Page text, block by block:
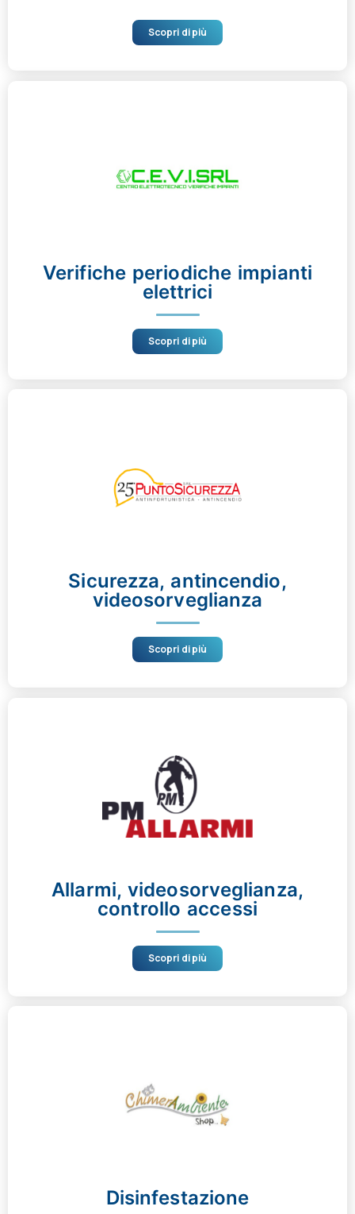
Scopri di più
Verifiche periodiche impianti
elettrici
Scopri di più
Sicurezza, antincendio,
videosorveglianza
Scopri di più
Allarmi, videosorveglianza,
controllo accessi
Scopri di più
Disinfestazione